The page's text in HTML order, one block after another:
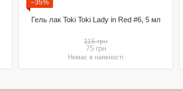
−35%
Гель лак Toki Toki Lady in Red #6, 5 мл
115 грн
75 грн
Немає в наявності